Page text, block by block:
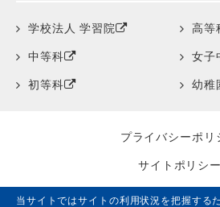
当サイトではサイトの利用状況を把握す
学校法人 学習院 高等
中等科 女子
初等科 幼稚
プライバシーポリ
サイトポリシー
クッキーポリシ